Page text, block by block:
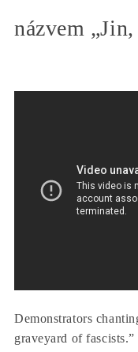
názvem
Demonstrators
graveyard of fascists.”